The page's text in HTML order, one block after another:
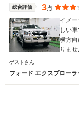
総合評価 3点
イメ
しい
横方
りま
ゲストさん
フォード エクスプローラ